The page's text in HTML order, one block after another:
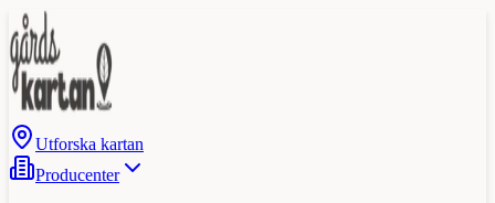
Utforska kartan
Producenter